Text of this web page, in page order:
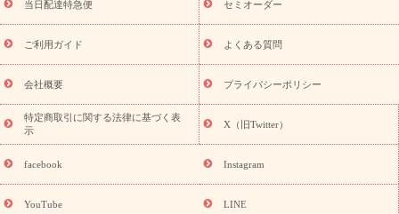
フト
お盆・お供え プリザーブドフラワー
ひまわり ギフト・プ
レゼント特集
夏の花贈り・お中元・暑中見舞い 花のギフト特集
敬老の日におくる花ギフト・プレゼント特集
花ギフト・プレゼント特集
敬老の日 花のおすすめランキング
敬
老の日 花鉢植えのギフト・プレゼント特集
敬老の日 花とセットギ
フト・プレゼント特集
敬老の日の花 全てのギフト一覧
キャン
ペーン
映画『ウォーターガーディアンズ』コラボキャンペーン
「きょう誕生日なんです」キャンペーン
誕生日の花を探す
誕生日フラワーギフト 誕生日フラワーギフト特集
9月の誕生花(リンドウ)
当日配達特急便 セミオーダー
ご利用ガイド よくある質問
会社概要 プライバシーポリシー
特定商取引に関する法律に基づく表
示
X（旧Twitter）
facebook Instagram
YouTube LINE